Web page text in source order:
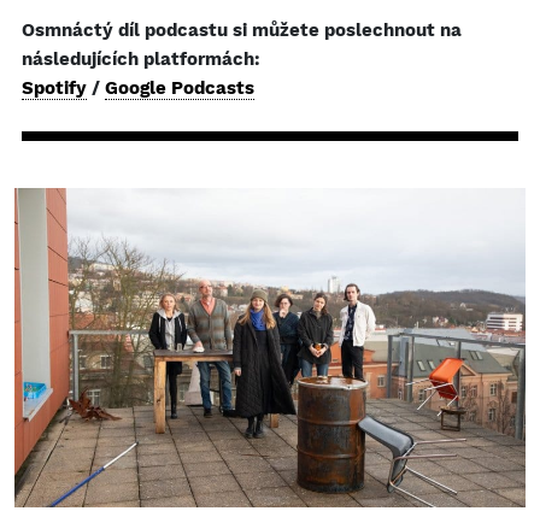
Osmnáctý díl podcastu si můžete poslechnout na
následujících platformách:
Spotify / Google Podcasts